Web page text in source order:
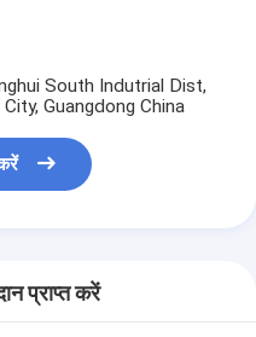
South Indutrial Dist,
Guangdong China
प्राप्त करें